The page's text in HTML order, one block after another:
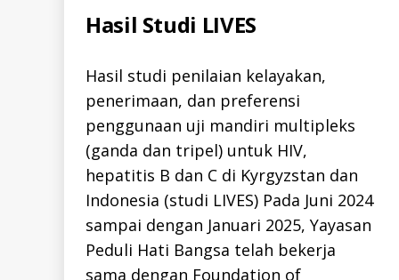
Categories
A
L
I
D
H
P
A
T
I
T
I
S
-
B
-
D
Hasil Studi LIVES
Hasil studi penilaian kelayakan,
penerimaan, dan preferensi
penggunaan uji mandiri multipleks
(ganda dan tripel) untuk HIV,
hepatitis B dan C di Kyrgyzstan dan
Indonesia (studi LIVES) Pada Juni 2024
sampai dengan Januari 2025, Yayasan
Peduli Hati Bangsa telah bekerja
sama dengan Foundation of